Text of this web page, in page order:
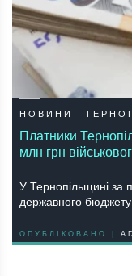
НОВИНИ
Платники
млн грн
У Тернопільщині за
державного
ОПУБЛІКОВАНО |